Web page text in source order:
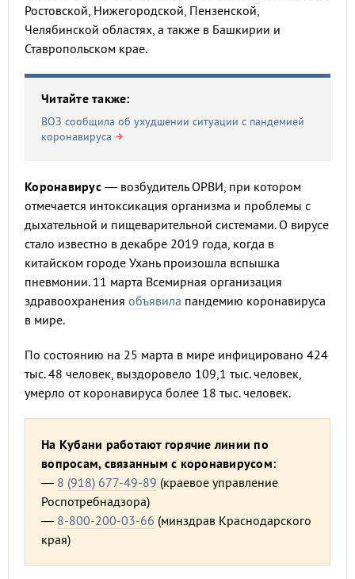
Ростовской, Нижегородской, Пензенской,
Челябинской областях, а также в Башкирии и
Ставропольском крае.
Читайте также:
ВОЗ сообщила об ухудшении ситуации с пандемией
коронавируса
Коронавирус— возбудитель ОРВИ, при котором
отмечается интоксикация организма и проблемы с
дыхательной и пищеварительной системами. О вирусе
стало известно в декабре 2019 года, когда в
китайском городе Ухань произошла вспышка
пневмонии. 11 марта Всемирная организация
здравоохранения объявила пандемию коронавируса
в мире.
По состоянию на 25 марта в мире инфицировано 424
тыс. 48 человек, выздоровело 109,1 тыс. человек,
умерло от коронавируса более 18 тыс. человек.
На Кубани работают горячие линии по
вопросам, связанным с коронавирусом:
— 8 (918) 677-49-89 (краевое управление
Роспотребнадзора)
— 8-800-200-03-66 (минздрав Краснодарского
края)